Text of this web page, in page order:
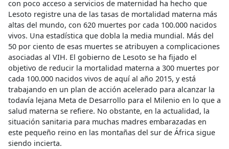
con poco acceso a servicios de maternidad ha hecho que
Lesoto registre una de las tasas de mortalidad materna más
altas del mundo, con 620 muertes por cada 100.000 nacidos
vivos. Una estadística que dobla la media mundial. Más del
50 por ciento de esas muertes se atribuyen a complicaciones
asociadas al VIH. El gobierno de Lesoto se ha fijado el
objetivo de reducir la mortalidad materna a 300 muertes por
cada 100.000 nacidos vivos de aquí al año 2015, y está
trabajando en un plan de acción acelerado para alcanzar la
todavía lejana Meta de Desarrollo para el Milenio en lo que a
salud materna se refiere. No obstante, en la actualidad, la
situación sanitaria para muchas madres embarazadas en
este pequeño reino en las montañas del sur de África sigue
siendo incierta.